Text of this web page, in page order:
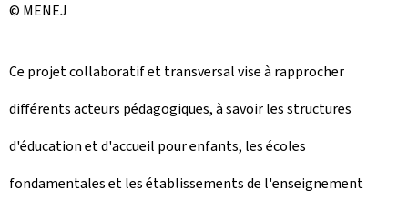
© MENEJ
Ce projet collaboratif et transversal vise à rapprocher
différents acteurs pédagogiques, à savoir les structures
d'éducation et d'accueil pour enfants, les écoles
fondamentales et les établissements de l'enseignement